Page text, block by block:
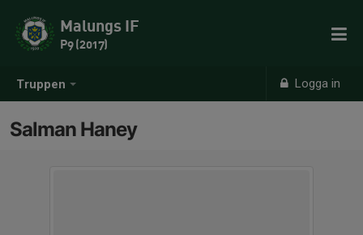
Truppen Logga in
Malungs IF
P9 (2017)
Salman Haney